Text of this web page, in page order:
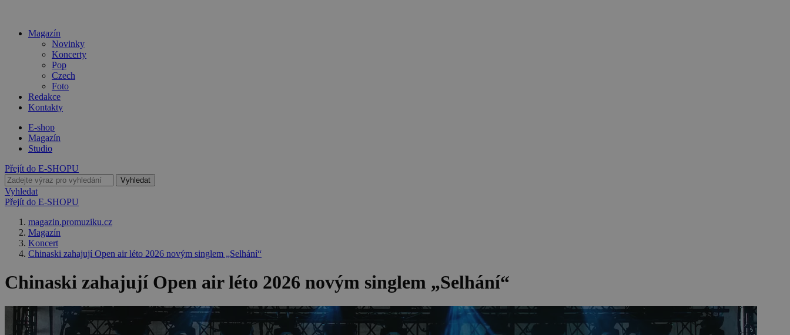
Magazín
Novinky
Koncerty
Pop
Czech
Foto
Redakce
Kontakty
E-shop
Magazín
Studio
Přejít do E-SHOPU
Vyhledat
Vyhledat
Přejít do E-SHOPU
magazin.promuziku.cz
Magazín
Koncert
Chinaski zahajují Open air léto 2026 novým singlem „Selhání“
Chinaski zahajují Open air léto 2026 novým singlem „Selhání“